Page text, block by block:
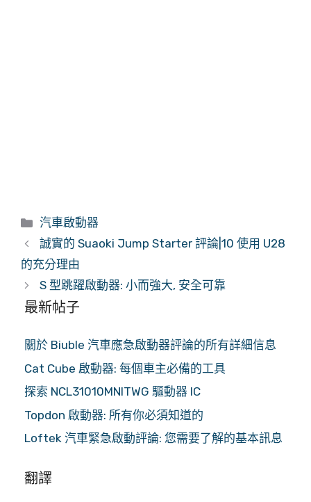
類
別
汽車啟動器
誠實的 Suaoki Jump Starter 評論|10 使用 U28
的充分理由
S 型跳躍啟動器: 小而強大, 安全可靠
最新帖子
關於 Biuble 汽車應急啟動器評論的所有詳細信息
Cat Cube 啟動器: 每個車主必備的工具
探索 NCL31010MNITWG 驅動器 IC
Topdon 啟動器: 所有你必須知道的
Loftek 汽車緊急啟動評論: 您需要了解的基本訊息
翻譯